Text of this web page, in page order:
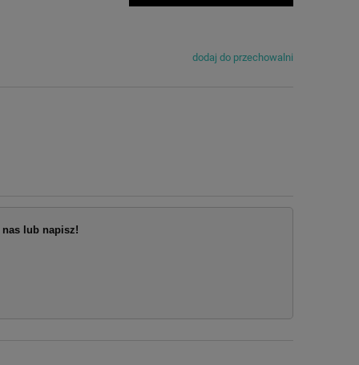
dodaj do przechowalni
lub napisz!